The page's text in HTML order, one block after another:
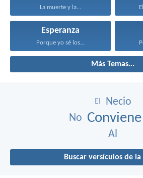
La muerte y la...
Esperanza
Porque yo sé los...
Más Temas...
El
Necio
No Conviene
Al
Buscar versículos de